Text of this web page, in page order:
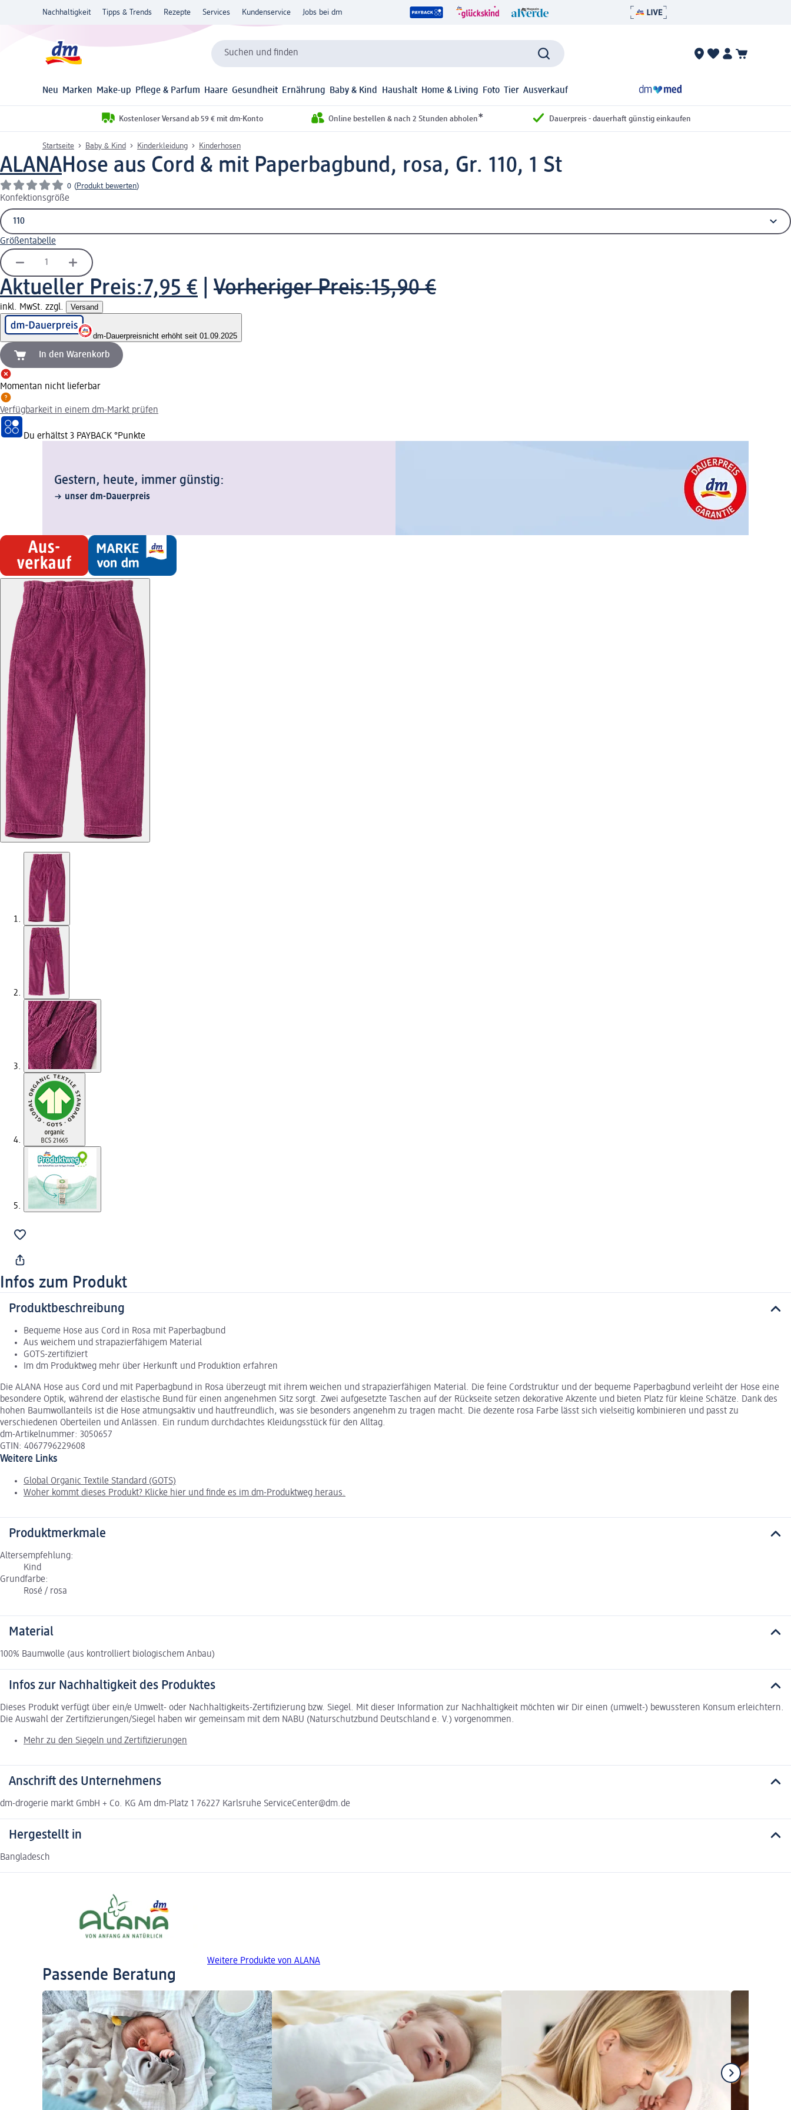
Nachhaltigkeit Tipps & Trends Rezepte Services Kundenservice Jobs bei dm
Suchen und finden
Neu Marken Make-up Pflege & Parfum Haare Gesundheit Ernährung Baby & Kind Haushalt Home & Living Foto Tier Ausverkauf
Kostenloser Versand ab 59 € mit dm-Konto Online bestellen & nach 2 Stunden abholen* Dauerpreis - dauerhaft günstig einkaufen
Startseite Baby & Kind Kinderkleidung Kinderhosen
ALANAHose aus Cord & mit Paperbagbund, rosa, Gr. 110, 1 St
0 (Produkt bewerten)
Konfektionsgröße
Größentabelle
Aktueller Preis:7,95 € Vorheriger Preis:15,90 €
inkl. MwSt. zzgl. Versand
dm-Dauerpreisnicht erhöht seit 01.09.2025
In den Warenkorb
Momentan nicht lieferbar
Verfügbarkeit in einem dm-Markt prüfen
Du erhältst 3 PAYBACK °Punkte
Gestern, heute, immer günstig:
unser dm-Dauerpreis
Infos zum Produkt
Produktbeschreibung
Bequeme Hose aus Cord in Rosa mit Paperbagbund
Aus weichem und strapazierfähigem Material
GOTS-zertifiziert
Im dm Produktweg mehr über Herkunft und Produktion erfahren
Die ALANA Hose aus Cord und mit Paperbagbund in Rosa überzeugt mit ihrem weichen und strapazierfähigen Material. Die feine Cordstruktur und der bequeme Paperbagbund verleiht der Hose eine
besondere Optik, während der elastische Bund für einen angenehmen Sitz sorgt. Zwei aufgesetzte Taschen auf der Rückseite setzen dekorative Akzente und bieten Platz für kleine Schätze. Dank des
hohen Baumwollanteils ist die Hose atmungsaktiv und hautfreundlich, was sie besonders angenehm zu tragen macht. Die dezente rosa Farbe lässt sich vielseitig kombinieren und passt zu
verschiedenen Oberteilen und Anlässen. Ein rundum durchdachtes Kleidungsstück für den Alltag.
dm-Artikelnummer: 3050657
GTIN: 4067796229608
Weitere Links
Global Organic Textile Standard (GOTS)
Woher kommt dieses Produkt? Klicke hier und finde es im dm-Produktweg heraus.
Produktmerkmale
Altersempfehlung:
Kind
Grundfarbe:
Rosé / rosa
Material
100% Baumwolle (aus kontrolliert biologischem Anbau)
Infos zur Nachhaltigkeit des Produktes
Dieses Produkt verfügt über ein/e Umwelt- oder Nachhaltigkeits-Zertifizierung bzw. Siegel. Mit dieser Information zur Nachhaltigkeit möchten wir Dir einen (umwelt-) bewussteren Konsum erleichtern.
Die Auswahl der Zertifizierungen/Siegel haben wir gemeinsam mit dem NABU (Naturschutzbund Deutschland e. V.) vorgenommen.
Mehr zu den Siegeln und Zertifizierungen
Anschrift des Unternehmens
dm-drogerie markt GmbH + Co. KG Am dm-Platz 1 76227 Karlsruhe ServiceCenter@dm.de
Hergestellt in
Bangladesch
Weitere Produkte von ALANA
Passende Beratung